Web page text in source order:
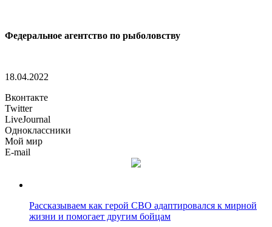
Федеральное агентство по рыболовству
18.04.2022
Вконтакте
Twitter
LiveJournal
Одноклассники
Мой мир
E-mail
Рассказываем как герой СВО адаптировался к мирной
жизни и помогает другим бойцам